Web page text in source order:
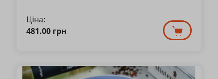
Ціна:
481.00 грн